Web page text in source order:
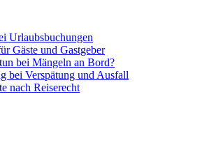
Urlaubsbuchungen
Gäste und Gastgeber
bei Mängeln an Bord?
bei Verspätung und Ausfall
nach Reiserecht